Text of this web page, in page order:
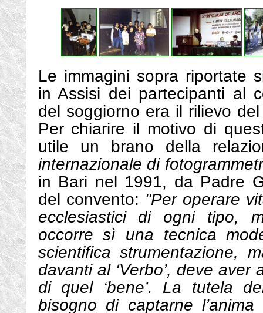
Le immagini sopra riportate
in Assisi dei partecipanti al
del soggiorno era il rilievo
Per chiarire il motivo di
utile un brano della
internazionale di
in Bari nel 1991, da Padre
del convento: "Per operare
ecclesiastici di ogni tipo,
occorre sì una tecnica
scientifica strumentazione,
davanti al ‘Verbo’, deve aver
di quel ‘bene’. La tutela
bisogno di captarne